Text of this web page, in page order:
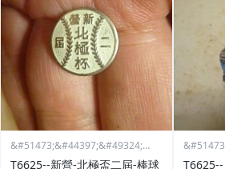
&#51473;&#44397;&#49324;&#
397;&#51665;
T6625--新營-北極盃二屆-棒球